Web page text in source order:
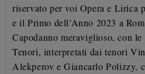
riservato per voi Opera e Lirica
e il Primo dell’Anno 2023 a
Capodanno meraviglioso, con
Tenori, interpretati dai tenori
Alekperov e Giancarlo Polizzy,